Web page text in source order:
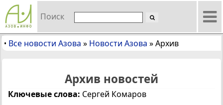
Поиск
• Все новости Азова » Новости Азова »Архив
Архив новостей
Ключевые слова: Сергей Комаров